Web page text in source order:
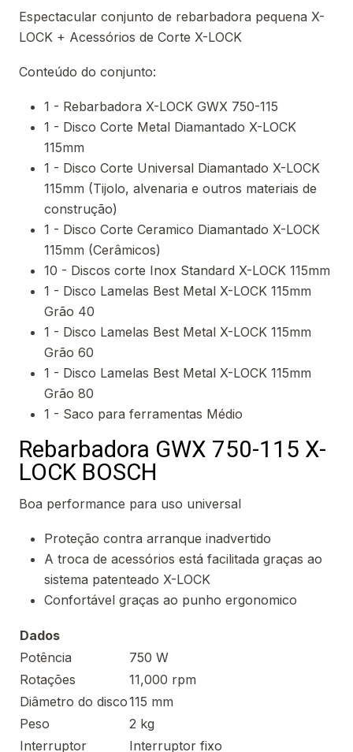
Espectacular conjunto de rebarbadora pequena X-
LOCK + Acessórios de Corte X-LOCK
Conteúdo do conjunto:
1 - Rebarbadora X-LOCK GWX 750-115
1 - Disco Corte Metal Diamantado X-LOCK
115mm
1 - Disco Corte Universal Diamantado X-LOCK
115mm (Tijolo, alvenaria e outros materiais de
construção)
1 - Disco Corte Ceramico Diamantado X-LOCK
115mm (Cerâmicos)
10 - Discos corte Inox Standard X-LOCK 115mm
1 - Disco Lamelas Best Metal X-LOCK 115mm
Grão 40
1 - Disco Lamelas Best Metal X-LOCK 115mm
Grão 60
1 - Disco Lamelas Best Metal X-LOCK 115mm
Grão 80
1 - Saco para ferramentas Médio
Rebarbadora GWX 750-115 X-
LOCK BOSCH
Boa performance para uso universal
Proteção contra arranque inadvertido
A troca de acessórios está facilitada graças ao
sistema patenteado X-LOCK
Confortável graças ao punho ergonomico
Dados
Potência
750 W
Rotações
11,000 rpm
Diâmetro do disco115 mm
Peso
2 kg
Interruptor
Interruptor fixo